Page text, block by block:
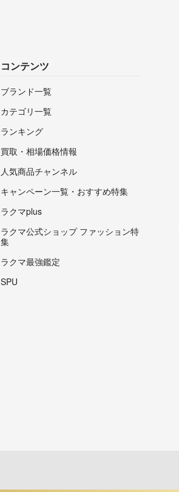
コンテンツ
ブランド一覧
カテゴリ一覧
ランキング
買取・相場価格情報
人気商品チャンネル
キャンペーン一覧・おすすめ特集
ラクマplus
ラクマ公式ショップ ファッション特
集
ラクマ最強鑑定
SPU